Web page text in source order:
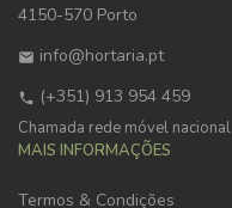
4150-570 Porto
info@hortaria.pt
(+351) 913 954 459
Chamada rede móvel nacional
MAIS INFORMAÇÕES
Termos & Condições